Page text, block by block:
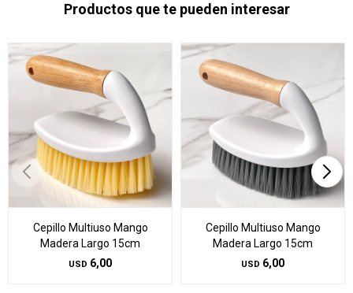
Productos que te pueden interesar
Cepillo Multiuso Mango
Madera Largo 15cm
USD 6,00
Cepillo Multiuso Mango
Madera Largo 15cm
USD 6,00